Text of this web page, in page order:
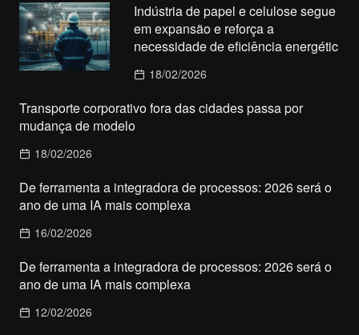
Indústria de papel e celulose segue
em expansão e reforça a
necessidade de eficiência energétic
18/02/2026
Transporte corporativo fora das cidades passa por
mudança de modelo
18/02/2026
De ferramenta a integradora de processos: 2026 será o
ano de uma IA mais complexa
16/02/2026
De ferramenta a integradora de processos: 2026 será o
ano de uma IA mais complexa
12/02/2026